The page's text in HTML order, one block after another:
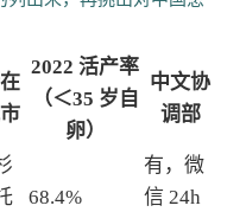
2022 活产率
（＜35 岁自
卵）
中文协
调部
68.4%
有，微
信 24h